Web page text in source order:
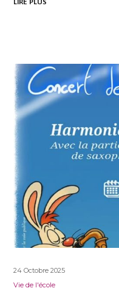
LIRE PLUS
24 Octobre 2025
Vie de l'école